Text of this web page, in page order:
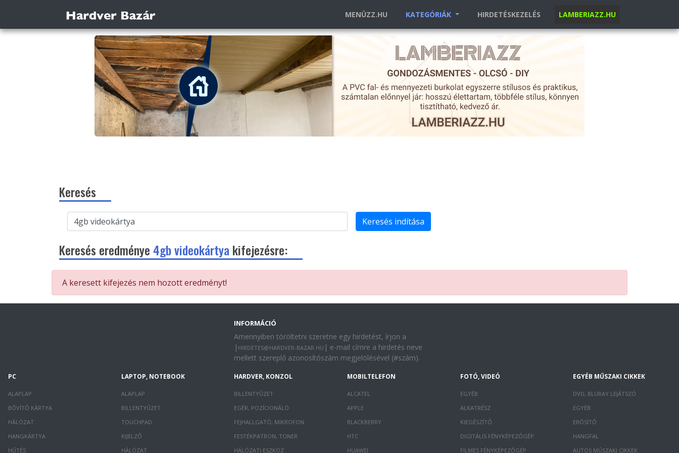
MENÜZZ.HU KATEGÓRIÁK HIRDETÉSKEZELÉS LAMBERIAZZ.HU
Keresés
Keresés indítása
Keresés eredménye 4gb videokártya kifejezésre:
A keresett kifejezés nem hozott eredményt!
INFORMÁCIÓ
Amennyiben töröltetni szeretne egy hirdetést, írjon a
| HIRDETES@HARDVER-BAZAR.HU | e-mail címre a hirdetés neve
mellett szereplő azonosítószám megjelölésével (#szám).
PC
ALAPLAP
BŐVÍTŐ KÁRTYA
HÁLÓZAT
HANGKÁRTYA
HŰTÉS
LAPTOP, NOTEBOOK
ALAPLAP
BILLENTYŰZET
TOUCHPAD
KIJELZŐ
HÁLÓZAT
HARDVER, KONZOL
BILLENTYŰZET
EGÉR, POZÍCIONÁLÓ
FEJHALLGATÓ, MIKROFON
FESTÉKPATRON, TONER
HÁLÓZATI ESZKÖZ
MOBILTELEFON
ALCATEL
APPLE
BLACKBERRY
HTC
HUAWEI
FOTÓ, VIDEÓ
EGYÉB
ALKATRÉSZ
KIEGÉSZÍTŐ
DIGITÁLIS FÉNYKÉPEZŐGÉP
FILMES FÉNYKÉPEZŐGÉP
EGYÉB MŰSZAKI CIKKEK
DVD, BLURAY LEJÁTSZÓ
EGYÉB
ERŐSÍTŐ
HANGFAL
AUTÓS MŰSZAKI CIKKEK